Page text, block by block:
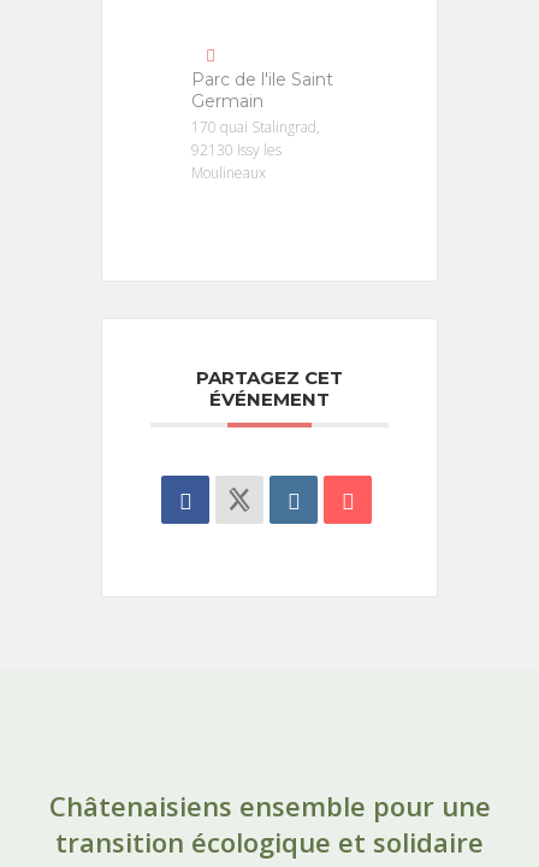
Parc de l'ile Saint
Germain
170 quai Stalingrad,
92130 Issy les
Moulineaux
PARTAGEZ CET
ÉVÉNEMENT
Châtenaisiens ensemble pour une
transition écologique et solidaire